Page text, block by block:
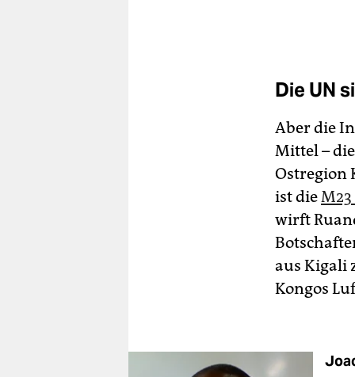
Die UN
Aber die
Mittel –
Ostregion
ist dieM23
wirft
aus Kigali
Kongos